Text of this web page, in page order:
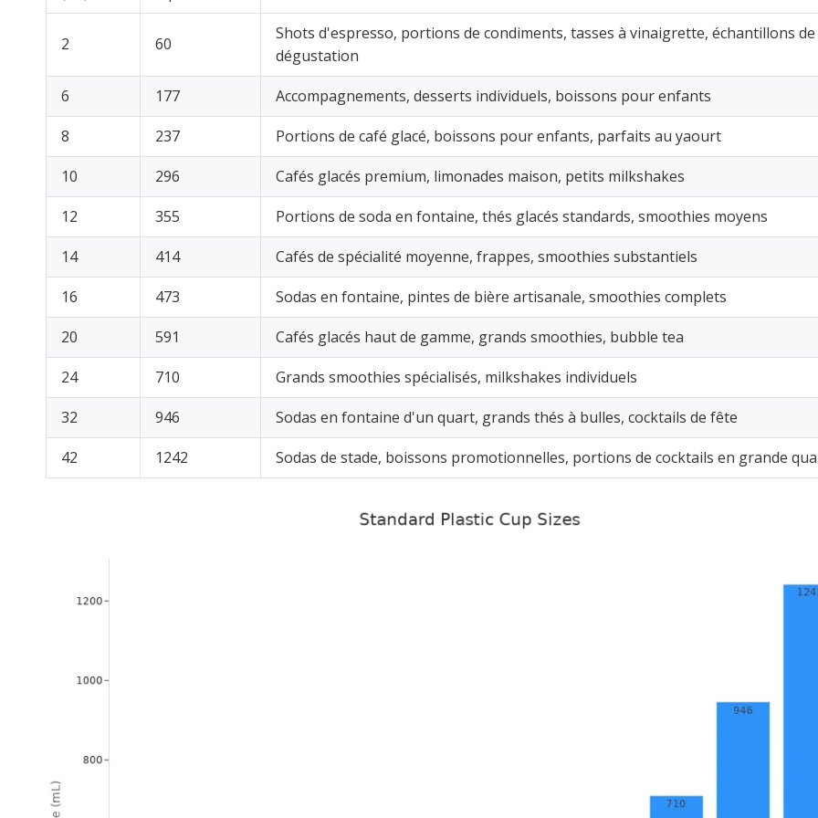
2 60
Shots d'espresso, portions de condiments, tasses à vinaigrette, échantillons de
dégustation
6
177
Accompagnements, desserts individuels, boissons pour enfants
8
237
Portions de café glacé, boissons pour enfants, parfaits au yaourt
10
296
Cafés glacés premium, limonades maison, petits milkshakes
12
355
Portions de soda en fontaine, thés glacés standards, smoothies moyens
14
414
Cafés de spécialité moyenne, frappes, smoothies substantiels
16
473
Sodas en fontaine, pintes de bière artisanale, smoothies complets
20
591
Cafés glacés haut de gamme, grands smoothies, bubble tea
24
710
Grands smoothies spécialisés, milkshakes individuels
32
946
Sodas en fontaine d'un quart, grands thés à bulles, cocktails de fête
42
1242 Sodas de stade, boissons promotionnelles, portions de cocktails en grande